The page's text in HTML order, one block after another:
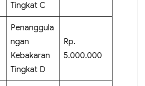
Tingkat C
Penanggula
ngan
Kebakaran
Tingkat D
Rp.
5.000.000